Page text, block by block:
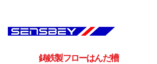
鋳鉄製フローはんだ槽